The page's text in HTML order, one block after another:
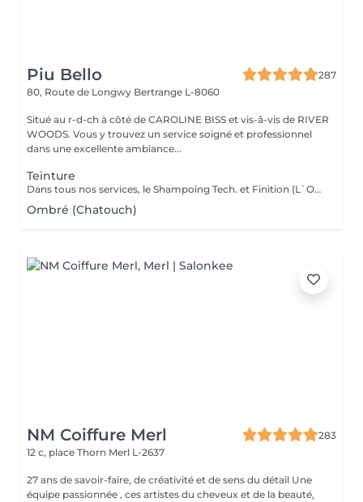
Piu Bello
287
80, Route de Longwy Bertrange L-8060
Situé au r-d-ch à côté de CAROLINE BISS et vis-â-vis de RIVER
WOODS. Vous y trouvez un service soigné et professionnel
dans une excellente ambiance...
Teinture
Dans tous nos services, le Shampoing Tech. et Finition (L`OREAL)sont compris.
Ombré (Chatouch)
NM Coiffure Merl
283
12 c, place Thorn Merl L-2637
27 ans de savoir-faire, de créativité et de sens du détail Une
équipe passionnée , ces artistes du cheveux et de la beauté,